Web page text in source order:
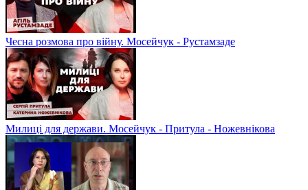
Чесна розмова про війну. Мосейчук - Рустамзаде
Милиці для держави. Мосейчук - Притула - Ножевнікова